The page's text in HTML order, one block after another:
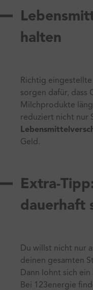
halten
Richtig
sorgen dafür, dass
Milchprodukte
reduziert nicht nur
Geld.
Extra-
dauerhaft
Du willst nicht nur
deinen gesamten
Dann lohnt sich ein
Bei 123energie